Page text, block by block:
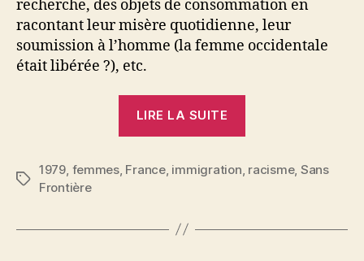
recherche, des objets de consommation en
racontant leur misère quotidienne, leur
soumission à l’homme (la femme occidentale
était libérée ?), etc.
LIRE LA SUITE
Étiquettes
1979, femmes, France, immigration, racisme, Sans
Frontière